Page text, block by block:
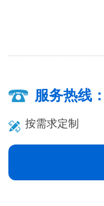
服务热线：
按需求定制